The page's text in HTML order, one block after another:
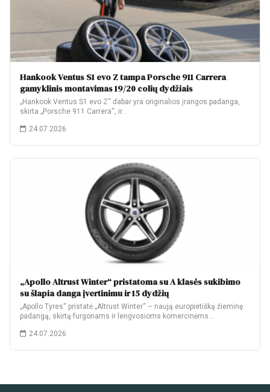
Hankook Ventus S1 evo Z tampa Porsche 911 Carrera
gamyklinis montavimas 19/20 colių dydžiais
„Hankook Ventus S1 evo Z“ dabar yra originalios įrangos padanga,
skirta „Porsche 911 Carrera“, ir…
24.07.2026
„Apollo Altrust Winter“ pristatoma su A klasės sukibimo
su šlapia danga įvertinimu ir 15 dydžių
„Apollo Tyres“ pristatė „Altrust Winter“ – naują europietišką žieminę
padangą, skirtą furgonams ir lengvosioms komercinėms…
24.07.2026